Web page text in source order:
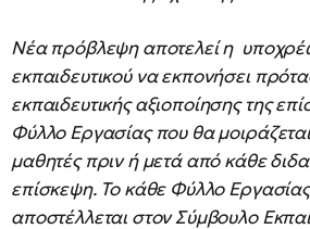
Νέα πρόβλεψη αποτελεί η
εκπαιδευτικού να εκπονήσει
εκπαιδευτικής αξιοποίησης της
Φύλλο Εργασίας που θα
μαθητές πριν ή μετά από κάθε
επίσκεψη. Το κάθε Φύλλο Εργασίας
αποστέλλεται στον Σύμβουλο